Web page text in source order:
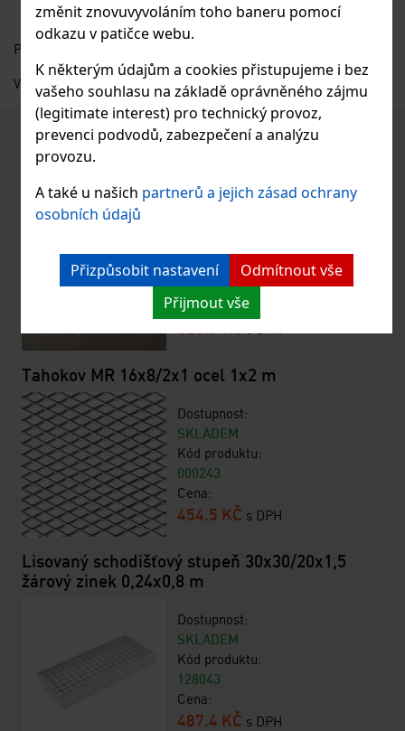
změnit znovuvyvoláním toho baneru pomocí
odkazu v patičce webu.
K některým údajům a cookies přistupujeme i bez
vašeho souhlasu na základě oprávněného zájmu
(legitimate interest) pro technický provoz,
prevenci podvodů, zabezpečení a analýzu
provozu.
A také u našich partnerů a jejich zásad ochrany
osobních údajů
Přizpůsobit nastavení
Odmítnout vše
Přijmout vše
Pozor: výrobek má ostré hrany
Výrobce: SIKR, s.r.o., Heřmanice okres Liberec; sikr@sikr.eu
Podobné produkty
Lisovaný schodišťový stupeň 30x10/20x1,5
žárový zinek 0,27x0,8 m
Kód produktu:
129837
Cena:
Tahokov MR 16x8/2x1 ocel 1x2 m
Dostupnost:
SKLADEM
Kód produktu:
000243
Cena:
454.5 KČ s DPH
Lisovaný schodišťový stupeň 30x30/20x1,5
žárový zinek 0,24x0,8 m
Dostupnost:
SKLADEM
Kód produktu:
128043
Cena:
487.4 KČ s DPH